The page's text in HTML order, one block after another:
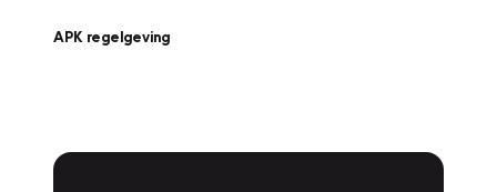
APK regelgeving